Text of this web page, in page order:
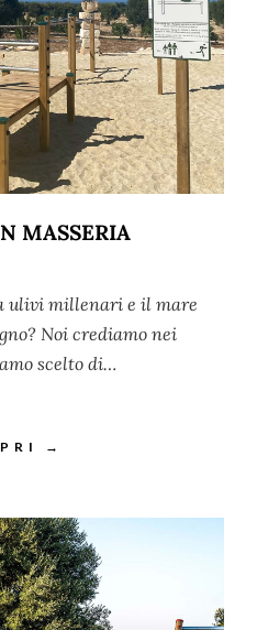
MASSERIA
ulivi millenari e il mare
Noi crediamo nei
scelto di…
→